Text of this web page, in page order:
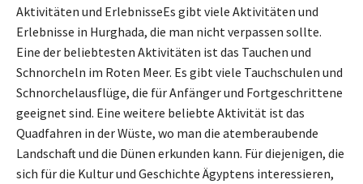
Aktivitäten und ErlebnisseEs gibt viele Aktivitäten und
Erlebnisse in Hurghada, die man nicht verpassen sollte.
Eine der beliebtesten Aktivitäten ist das Tauchen und
Schnorcheln im Roten Meer. Es gibt viele Tauchschulen und
Schnorchelausflüge, die für Anfänger und Fortgeschrittene
geeignet sind. Eine weitere beliebte Aktivität ist das
Quadfahren in der Wüste, wo man die atemberaubende
Landschaft und die Dünen erkunden kann. Für diejenigen, die
sich für die Kultur und Geschichte Ägyptens interessieren,